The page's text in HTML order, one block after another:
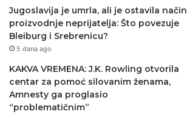
Jugoslavija je umrla, ali je ostavila način
proizvodnje neprijatelja: Što povezuje
Bleiburg i Srebrenicu?
5 dana ago
KAKVA VREMENA: J.K. Rowling otvorila
centar za pomoć silovanim ženama,
Amnesty ga proglasio
“problematičnim”